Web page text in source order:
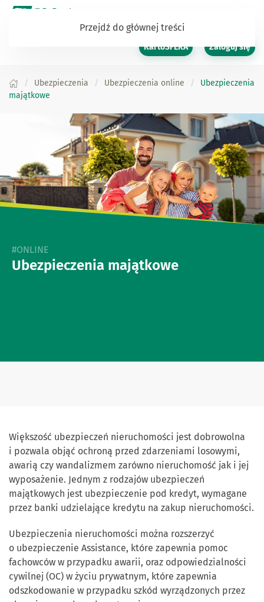
Przejdź do głównej treści
KartoSFERA Zaloguj się
Ubezpieczenia Ubezpieczenia online
Ubezpieczenia
majątkowe
#ONLINE
Ubezpieczenia majątkowe
Większość ubezpieczeń nieruchomości jest dobrowolna
i pozwala objąć ochroną przed zdarzeniami losowymi,
awarią czy wandalizmem zarówno nieruchomość jak i jej
wyposażenie. Jednym z rodzajów ubezpieczeń
majątkowych jest ubezpieczenie pod kredyt, wymagane
przez banki udzielające kredytu na zakup nieruchomości.
Ubezpieczenia nieruchomości można rozszerzyć
o ubezpieczenie Assistance, które zapewnia pomoc
fachowców w przypadku awarii, oraz odpowiedzialności
cywilnej (OC) w życiu prywatnym, które zapewnia
odszkodowanie w przypadku szkód wyrządzonych przez